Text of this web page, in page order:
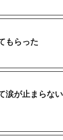
もらった
涙が止まらな